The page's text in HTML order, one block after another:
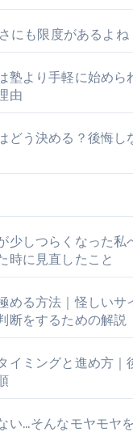
にも限度があるよね
塾より手軽に始めら
由
どう決める？後悔し
少しつらくなった私
時に見直したこと
める方法｜怪しいサ
断をするための解説
イミングと進め方｜
い…そんなモヤモヤ